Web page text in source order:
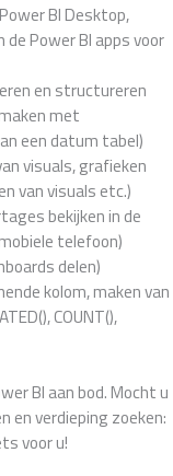
BI Desktop,
Power BI apps voor
en structureren
met
een datum tabel)
visuals, grafieken
van visuals etc.)
bekijken in de
telefoon)
delen)
kolom, maken van
COUNT(),
BI aan bod. Mocht u
en verdieping zoeken:
voor u!